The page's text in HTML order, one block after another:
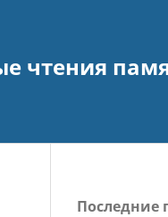
чтения
Последние